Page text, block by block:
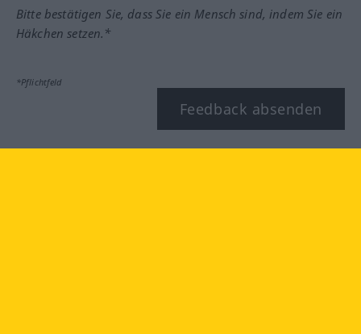
Bitte bestätigen Sie, dass Sie ein Mensch sind, indem Sie ein
Häkchen setzen.*
*Pflichtfeld
Feedback absenden